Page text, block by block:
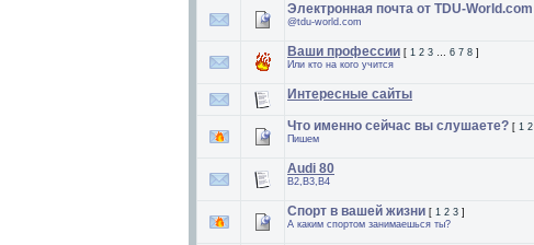
Электронная почта от TDU-World.com
@tdu-world.com
Ваши профессии [ 1 2 3 … 6 7 8 ]
Или кто на кого учится
Интересные сайты
Что именно сейчас вы слушаете? [ 1 2
Пишем
Audi 80
B2,B3,B4
Спорт в вашей жизни [ 1 2 3 ]
А каким спортом занимаешься ты?